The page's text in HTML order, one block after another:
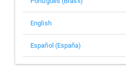
English
Español (España)